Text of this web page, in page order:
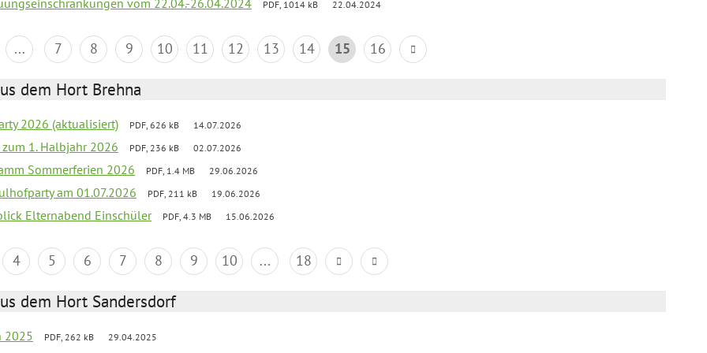
vom 22.04.-26.04.2024 PDF, 1014 kB 22.04.2024
... 7 8 9 10 11 12 13 14 15 16
dem Hort Brehna
2026 (aktualisiert) PDF, 626 kB 14.07.2026
1. Halbjahr 2026 PDF, 236 kB 02.07.2026
Sommerferien 2026 PDF, 1.4 MB 29.06.2026
am 01.07.2026 PDF, 211 kB 19.06.2026
Elternabend Einschüler PDF, 4.3 MB 15.06.2026
4 5 6 7 8 9 10 ... 18
dem Hort Sandersdorf
2025 PDF, 262 kB 29.04.2025